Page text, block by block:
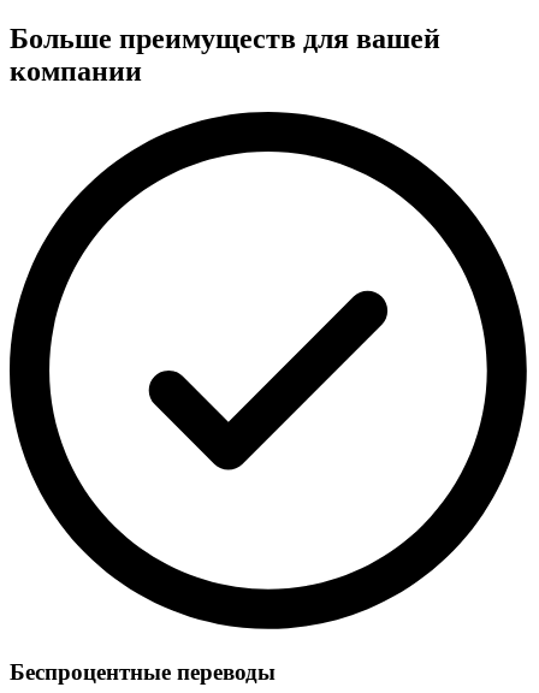
Больше преимуществ для вашей
компании
Беспроцентные переводы